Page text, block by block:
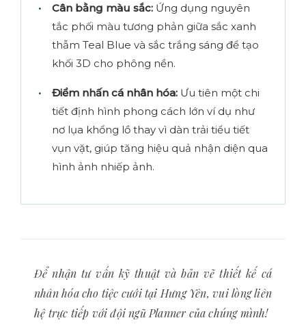
Cân bằng màu sắc: Ứng dụng nguyên
tắc phối màu tương phản giữa sắc xanh
thẫm Teal Blue và sắc trắng sáng để tạo
khối 3D cho phông nền.
Điểm nhấn cá nhân hóa: Ưu tiên một chi
tiết định hình phong cách lớn ví dụ như
nơ lụa khổng lồ thay vì dàn trải tiểu tiết
vụn vặt, giúp tăng hiệu quả nhận diện qua
hình ảnh nhiếp ảnh.
Để nhận tư vấn kỹ thuật và bản vẽ thiết kế cá
nhân hóa cho tiệc cưới tại Hưng Yên, vui lòng liên
hệ trực tiếp với đội ngũ Planner của chúng mình!